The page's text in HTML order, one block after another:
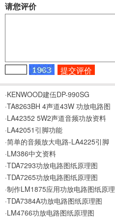
请您评价
·KENWOOD建伍DP-990SG
·TA8263BH 4声道43W 功放电路图
·LA42352 5W2声道音频功放资料
·LA42051引脚功能
·简单的音频放大电路-LA4225引脚
·LM386中文资料
·TDA7293功放电路图纸原理图
·TDA7265功放电路图纸原理图
·制作LM1875应用功放电路图纸原理
·TDA7384A功放电路图纸原理图
·LM4766功放电路图纸原理图